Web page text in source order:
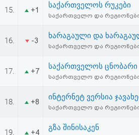
15. +1
საქართველოს რუკები
საქართველო და
16. -3
ხარაგაული და
საქართველო და
17. +7
საქართველოს ცნობარი
საქართველო და
18. +8
ინტერნეტ ვერსია
საქართველო და
19. +4
გზა შინისაკენ